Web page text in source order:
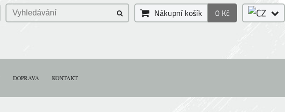
Nákupní košík 0 Kč
DOPRAVA KONTAKT